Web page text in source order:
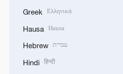
Greek Ελληνικά
Hausa Hausa
Hebrew עברית
Hindi हिन्दी